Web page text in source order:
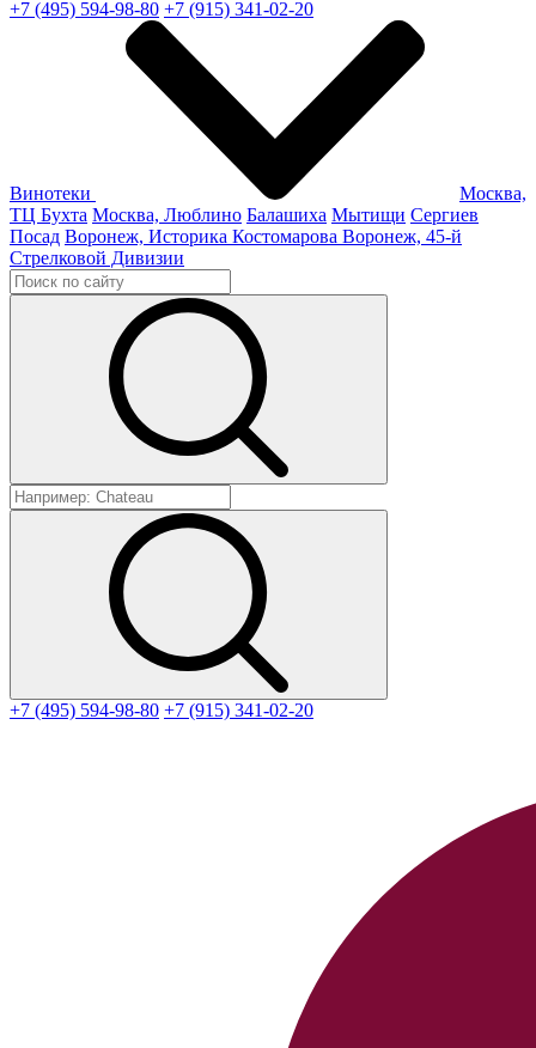
+7 (495) 594-98-80 +7 (915) 341-02-20
Винотеки
Москва,
ТЦ Бухта Москва, Люблино Балашиха Мытищи Сергиев
Посад Воронеж, Историка Костомарова Воронеж, 45-й
Стрелковой Дивизии
+7 (495) 594-98-80 +7 (915) 341-02-20